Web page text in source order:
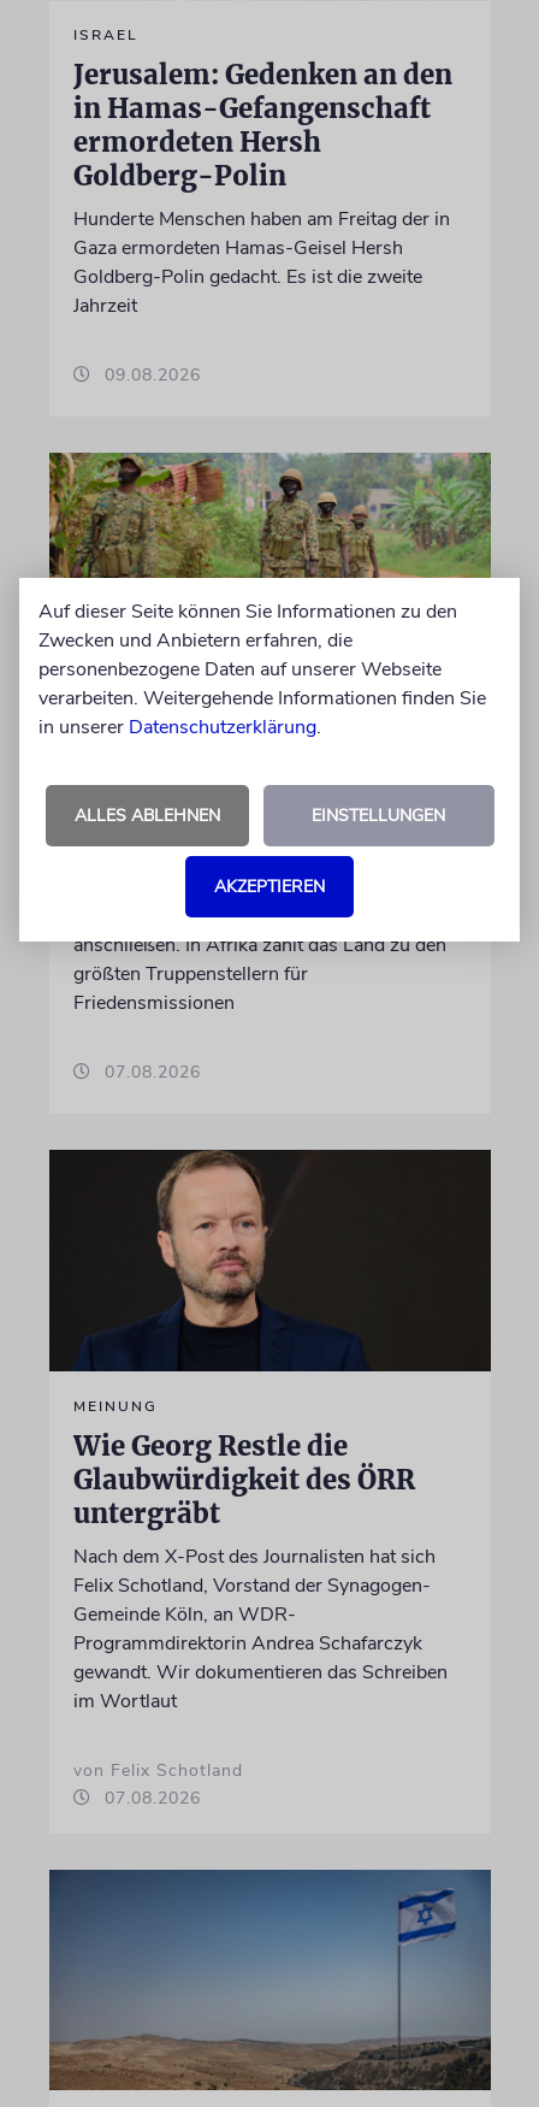
ISRAEL
Jerusalem: Gedenken an den
in Hamas-Gefangenschaft
ermordeten Hersh
Goldberg-Polin
Hunderte Menschen haben am Freitag der in
Gaza ermordeten Hamas-Geisel Hersh
Goldberg-Polin gedacht. Es ist die zweite
Jahrzeit
09.08.2026
NAHOST
Ugandas Parlament billigt
Truppenentsendung nach
Gaza
Auf US-Anfrage soll sich ein Kontingent der
ugandischen Armee der geplanten
internationalen Stabilisierungstruppe
anschließen. In Afrika zählt das Land zu den
größten Truppenstellern für
Friedensmissionen
07.08.2026
MEINUNG
Wie Georg Restle die
Glaubwürdigkeit des ÖRR
untergräbt
Nach dem X-Post des Journalisten hat sich
Felix Schotland, Vorstand der Synagogen-
Gemeinde Köln, an WDR-
Programmdirektorin Andrea Schafarczyk
gewandt. Wir dokumentieren das Schreiben
im Wortlaut
von Felix Schotland
07.08.2026
Auf dieser Seite können Sie Informationen zu den
Zwecken und Anbietern erfahren, die
personenbezogene Daten auf unserer Webseite
verarbeiten. Weitergehende Informationen finden Sie
in unserer Datenschutzerklärung.
ALLES ABLEHNEN EINSTELLUNGEN
AKZEPTIEREN